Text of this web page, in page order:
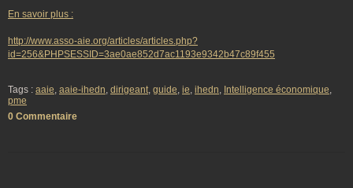
En savoir plus :
http://www.asso-aie.org/articles/articles.php?
id=256&PHPSESSID=3ae0ae852d7ac1193e9342b47c89f455
Tags : aaie, aaie-ihedn, dirigeant, guide, ie, ihedn, Intelligence économique,
pme
0 Commentaire